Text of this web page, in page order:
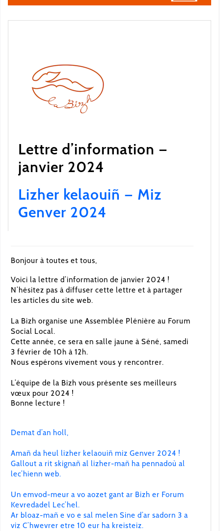
Lettre d’information —
janvier 2024
Lizher kelaouiñ — Miz
Genver 2024
Bonjour à toutes et tous,
Voici la lettre d’information de janvier 2024 !
N’hésitez pas à diffuser cette lettre et à partager
les articles du site web.
La Bizh organise une Assemblée Plénière au Forum
Social Local.
Cette année, ce sera en salle jaune à Séné, samedi
3 février de 10h à 12h.
Nous espérons vivement vous y rencontrer.
L’équipe de la Bizh vous présente ses meilleurs
vœux pour 2024 !
Bonne lecture !
Demat d’an holl,
Amañ da heul lizher kelaouiñ miz Genver 2024 !
Gallout a rit skignañ al lizher-mañ ha pennadoù al
lec’hienn web.
Un emvod-meur a vo aozet gant ar Bizh er Forum
Kevredadel Lec’hel.
Ar bloaz-mañ e vo e sal melen Sine d’ar sadorn 3 a
viz C’hwevrer etre 10 eur ha kreisteiz.